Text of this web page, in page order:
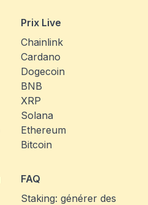
Prix Live
Chainlink
Cardano
Dogecoin
BNB
XRP
Solana
Ethereum
Bitcoin
FAQ
Staking: générer des